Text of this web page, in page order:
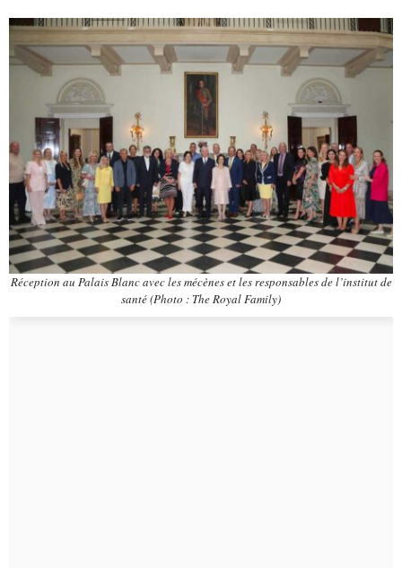
Réception au Palais Blanc avec les mécènes et les responsables de l’institut de
santé (Photo : The Royal Family)